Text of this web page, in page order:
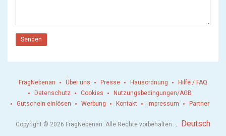
Senden
FragNebenan Über uns Presse Hausordnung
Hilfe / FAQ
Datenschutz
Cookies
Nutzungsbedingungen/AGB
Gutschein einlösen
Werbung Kontakt Impressum Partner
Copyright © 2026 FragNebenan. Alle Rechte vorbehalten . Deutsch